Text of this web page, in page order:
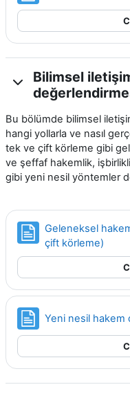
Bilimsel
Bu bölümde bilimsel
hangi yollarla ve nasıl
tek ve çift körleme gibi
ve şeffaf hakemlik,
gibi yeni nesil yöntemler
Geleneksel
çift körleme)
Yeni nesil hakem